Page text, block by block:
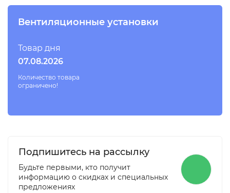
Вентиляционные установки
Товар дня
07.08.2026
Количество товара
ограничено!
Подпишитесь на рассылку
Будьте первыми, кто получит
информацию о скидках и специальных
предложениях